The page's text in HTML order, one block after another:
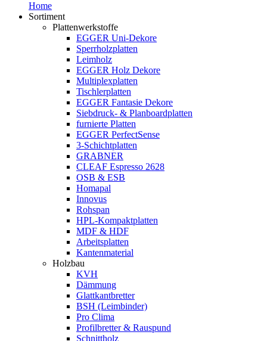
Home
Sortiment
Plattenwerkstoffe
EGGER Uni-Dekore
Sperrholzplatten
Leimholz
EGGER Holz Dekore
Multiplexplatten
Tischlerplatten
EGGER Fantasie Dekore
Siebdruck- & Planboardplatten
furnierte Platten
EGGER PerfectSense
3-Schichtplatten
GRABNER
CLEAF Espresso 2628
OSB & ESB
Homapal
Innovus
Rohspan
HPL-Kompaktplatten
MDF & HDF
Arbeitsplatten
Kantenmaterial
Holzbau
KVH
Dämmung
Glattkantbretter
BSH (Leimbinder)
Pro Clima
Profilbretter & Rauspund
Schnittholz